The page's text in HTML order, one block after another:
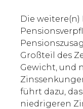
Die
Großteil des
Gewicht, und
führt dazu,
niedrigeren